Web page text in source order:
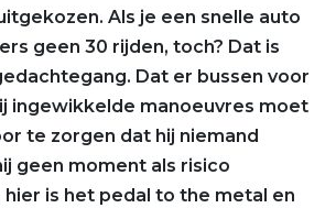
Als je een snelle auto
geen 30 rijden, toch? Dat is
Dat er bussen voor
ingewikkelde manoeuvres moet
te zorgen dat hij niemand
geen moment als risico
hier is het pedal to the metal en